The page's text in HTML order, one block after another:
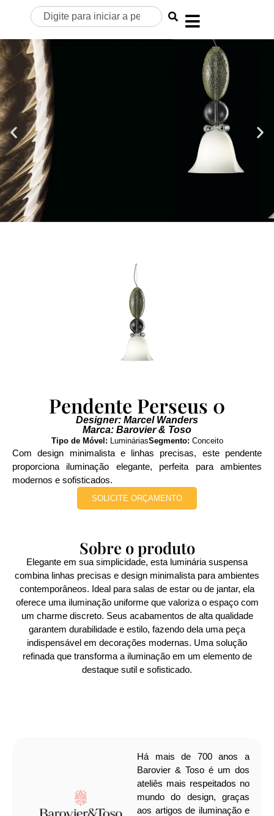
Pendente Perseus 0
Designer: Marcel Wanders
Marca: Barovier & Toso
Tipo de Móvel: LumináriasSegmento: Conceito
Com design minimalista e linhas precisas, este pendente
proporciona iluminação elegante, perfeita para ambientes
modernos e sofisticados.
SOLICITE ORÇAMENTO
Sobre o produto
Elegante em sua simplicidade, esta luminária suspensa
combina linhas precisas e design minimalista para ambientes
contemporâneos. Ideal para salas de estar ou de jantar, ela
oferece uma iluminação uniforme que valoriza o espaço com
um charme discreto. Seus acabamentos de alta qualidade
garantem durabilidade e estilo, fazendo dela uma peça
indispensável em decorações modernas. Uma solução
refinada que transforma a iluminação em um elemento de
destaque sutil e sofisticado.
Há mais de 700 anos a
Barovier & Toso é um dos
ateliês mais respeitados no
mundo do design, graças
aos artigos de iluminação e